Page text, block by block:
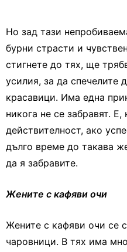
Но зад тази
бурни страсти и
стигнете до тях, ще
усилия, за да спечелите
красавици. Има една
никога не се забравят. Е,
действителност, ако
дълго време до такава
да я забравите.
Жените с кафяви очи
Жените с кафяви очи се
чаровници. В тях има